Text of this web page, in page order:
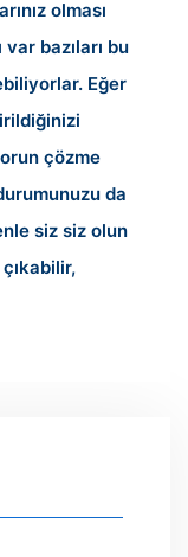
olması
bazıları bu
Eğer
çözme
da
siz siz olun